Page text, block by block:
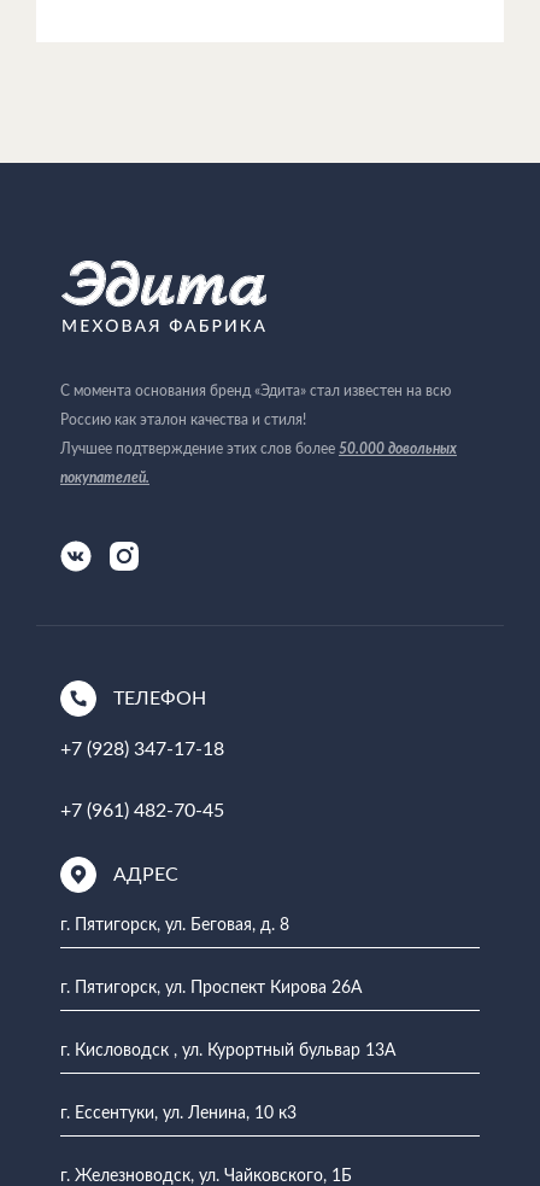
С момента основания бренд «Эдита» стал известен на всю
Россию как эталон качества и стиля!
Лучшее подтверждение этих слов более 50.000 довольных
покупателей.
ТЕЛЕФОН
+7 (928) 347-17-18
+7 (961) 482-70-45
АДРЕС
г. Пятигорск, ул. Беговая, д. 8
г. Пятигорск, ул. Проспект Кирова 26А
г. Кисловодск , ул. Курортный бульвар 13А
г. Ессентуки, ул. Ленина, 10 к3
г. Железноводск, ул. Чайковского, 1Б